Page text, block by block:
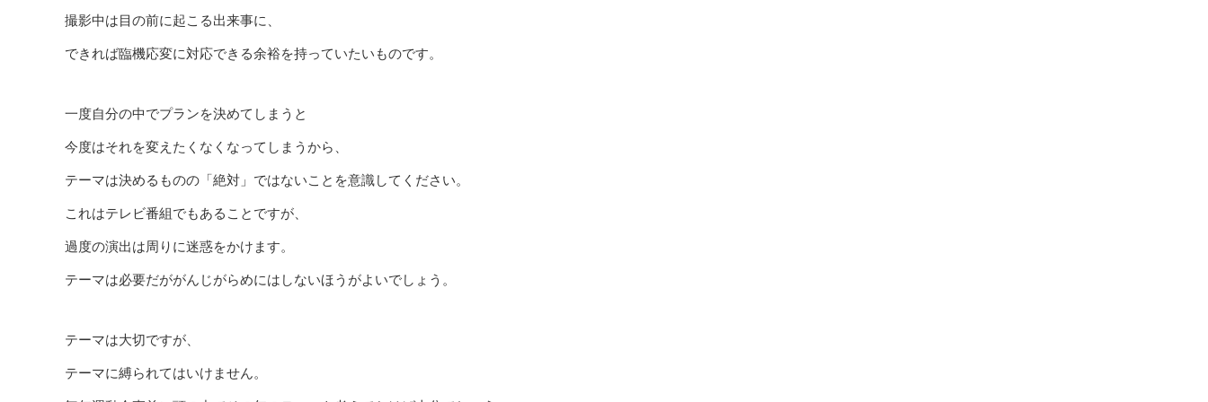
撮影中は目の前に起こる出来事に、
できれば臨機応変に対応できる余裕を持っていたいものです。
一度自分の中でプランを決めてしまうと
今度はそれを変えたくなくなってしまうから、
テーマは決めるものの「絶対」ではないことを意識してください。
これはテレビ番組でもあることですが、
過度の演出は周りに迷惑をかけます。
テーマは必要だががんじがらめにはしないほうがよいでしょう。
テーマは大切ですが、
テーマに縛られてはいけません。